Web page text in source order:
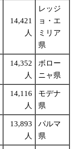
14,421
人
レッジ
ョ・エ
ミリア
県
14,352
人
ボロー
ニャ県
14,116
人
モデナ
県
13,893
人
パルマ
県